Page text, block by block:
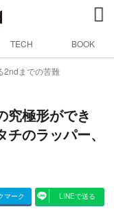
TECH BOOK
2ndまでの苦難
究極形ができ
のラッパー、
マーク LINEで送る